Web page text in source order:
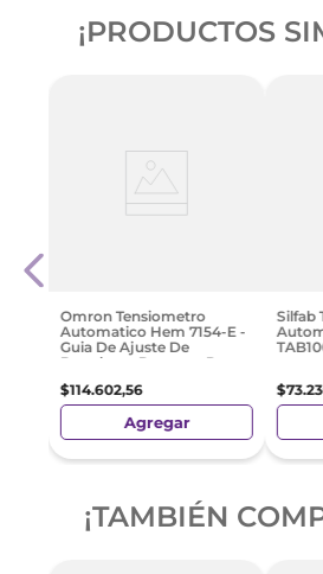
¡PRODUCTOS
Omron Tensiometro
Automatico Hem 7154-E -
Guia De Ajuste De
Brazalete - Detector De
$114.602,56
Agregar
Silfab
$73.
¡TAMBIÉN